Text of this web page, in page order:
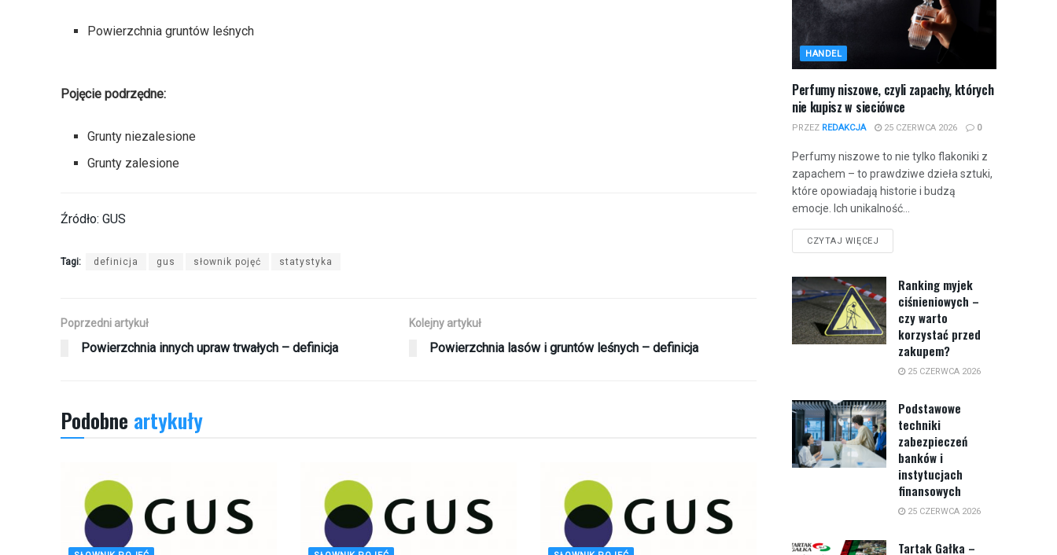
Powierzchnia gruntów leśnych
Pojęcie podrzędne:
Grunty niezalesione
Grunty zalesione
Źródło: GUS
Tagi: definicja gus słownik pojęć statystyka
Poprzedni artykuł
Powierzchnia innych upraw trwałych – definicja
Kolejny artykuł
Powierzchnia lasów i gruntów leśnych – definicja
Podobne artykuły
HANDEL
Perfumy niszowe, czyli zapachy, których
nie kupisz w sieciówce
PRZEZ REDAKCJA 25 CZERWCA 2026 0
Perfumy niszowe to nie tylko flakoniki z
zapachem – to prawdziwe dzieła sztuki,
które opowiadają historie i budzą
emocje. Ich unikalność...
CZYTAJ WIĘCEJ
Ranking myjek
ciśnieniowych –
czy warto
korzystać przed
zakupem?
25 CZERWCA 2026
Podstawowe
techniki
zabezpieczeń
banków i
instytucjach
finansowych
25 CZERWCA 2026
Tartak Gałka –